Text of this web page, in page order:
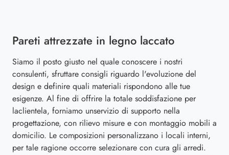
Pareti attrezzate in legno laccato
Siamo il posto giusto nel quale conoscere i nostri
consulenti, sfruttare consigli riguardo l'evoluzione del
design e definire quali materiali rispondono alle tue
esigenze. Al fine di offrire la totale soddisfazione per
laclientela, forniamo unservizio di supporto nella
progettazione, con rilievo misure e con montaggio mobili a
domicilio. Le composizioni personalizzano i locali interni,
per tale ragione occorre selezionare con cura gli arredi.